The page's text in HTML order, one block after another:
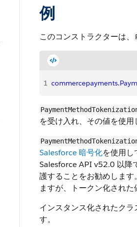
例
このコンストラクターは、
1 commercepayments.
を受け入れ、その値を使用
Salesforce 暗号化を使用し
Salesforce API v52.0 以降
護することをお勧めしま
ますが、トークン化された
インスタンス化されたクラ
す。